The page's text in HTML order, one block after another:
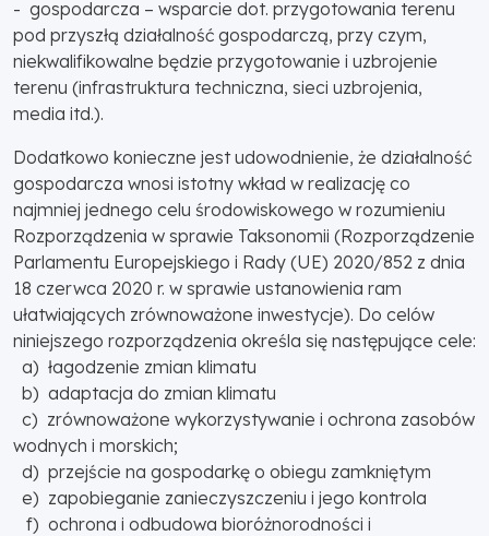
- gospodarcza – wsparcie dot. przygotowania terenu
pod przyszłą działalność gospodarczą, przy czym,
niekwalifikowalne będzie przygotowanie i uzbrojenie
terenu (infrastruktura techniczna, sieci uzbrojenia,
media itd.).
Dodatkowo konieczne jest udowodnienie, że działalność
gospodarcza wnosi istotny wkład w realizację co
najmniej jednego celu środowiskowego w rozumieniu
Rozporządzenia w sprawie Taksonomii (Rozporządzenie
Parlamentu Europejskiego i Rady (UE) 2020/852 z dnia
18 czerwca 2020 r. w sprawie ustanowienia ram
ułatwiających zrównoważone inwestycje). Do celów
niniejszego rozporządzenia określa się następujące cele:
a) łagodzenie zmian klimatu
b) adaptacja do zmian klimatu
c) zrównoważone wykorzystywanie i ochrona zasobów
wodnych i morskich;
d) przejście na gospodarkę o obiegu zamkniętym
e) zapobieganie zanieczyszczeniu i jego kontrola
f) ochrona i odbudowa bioróżnorodności i